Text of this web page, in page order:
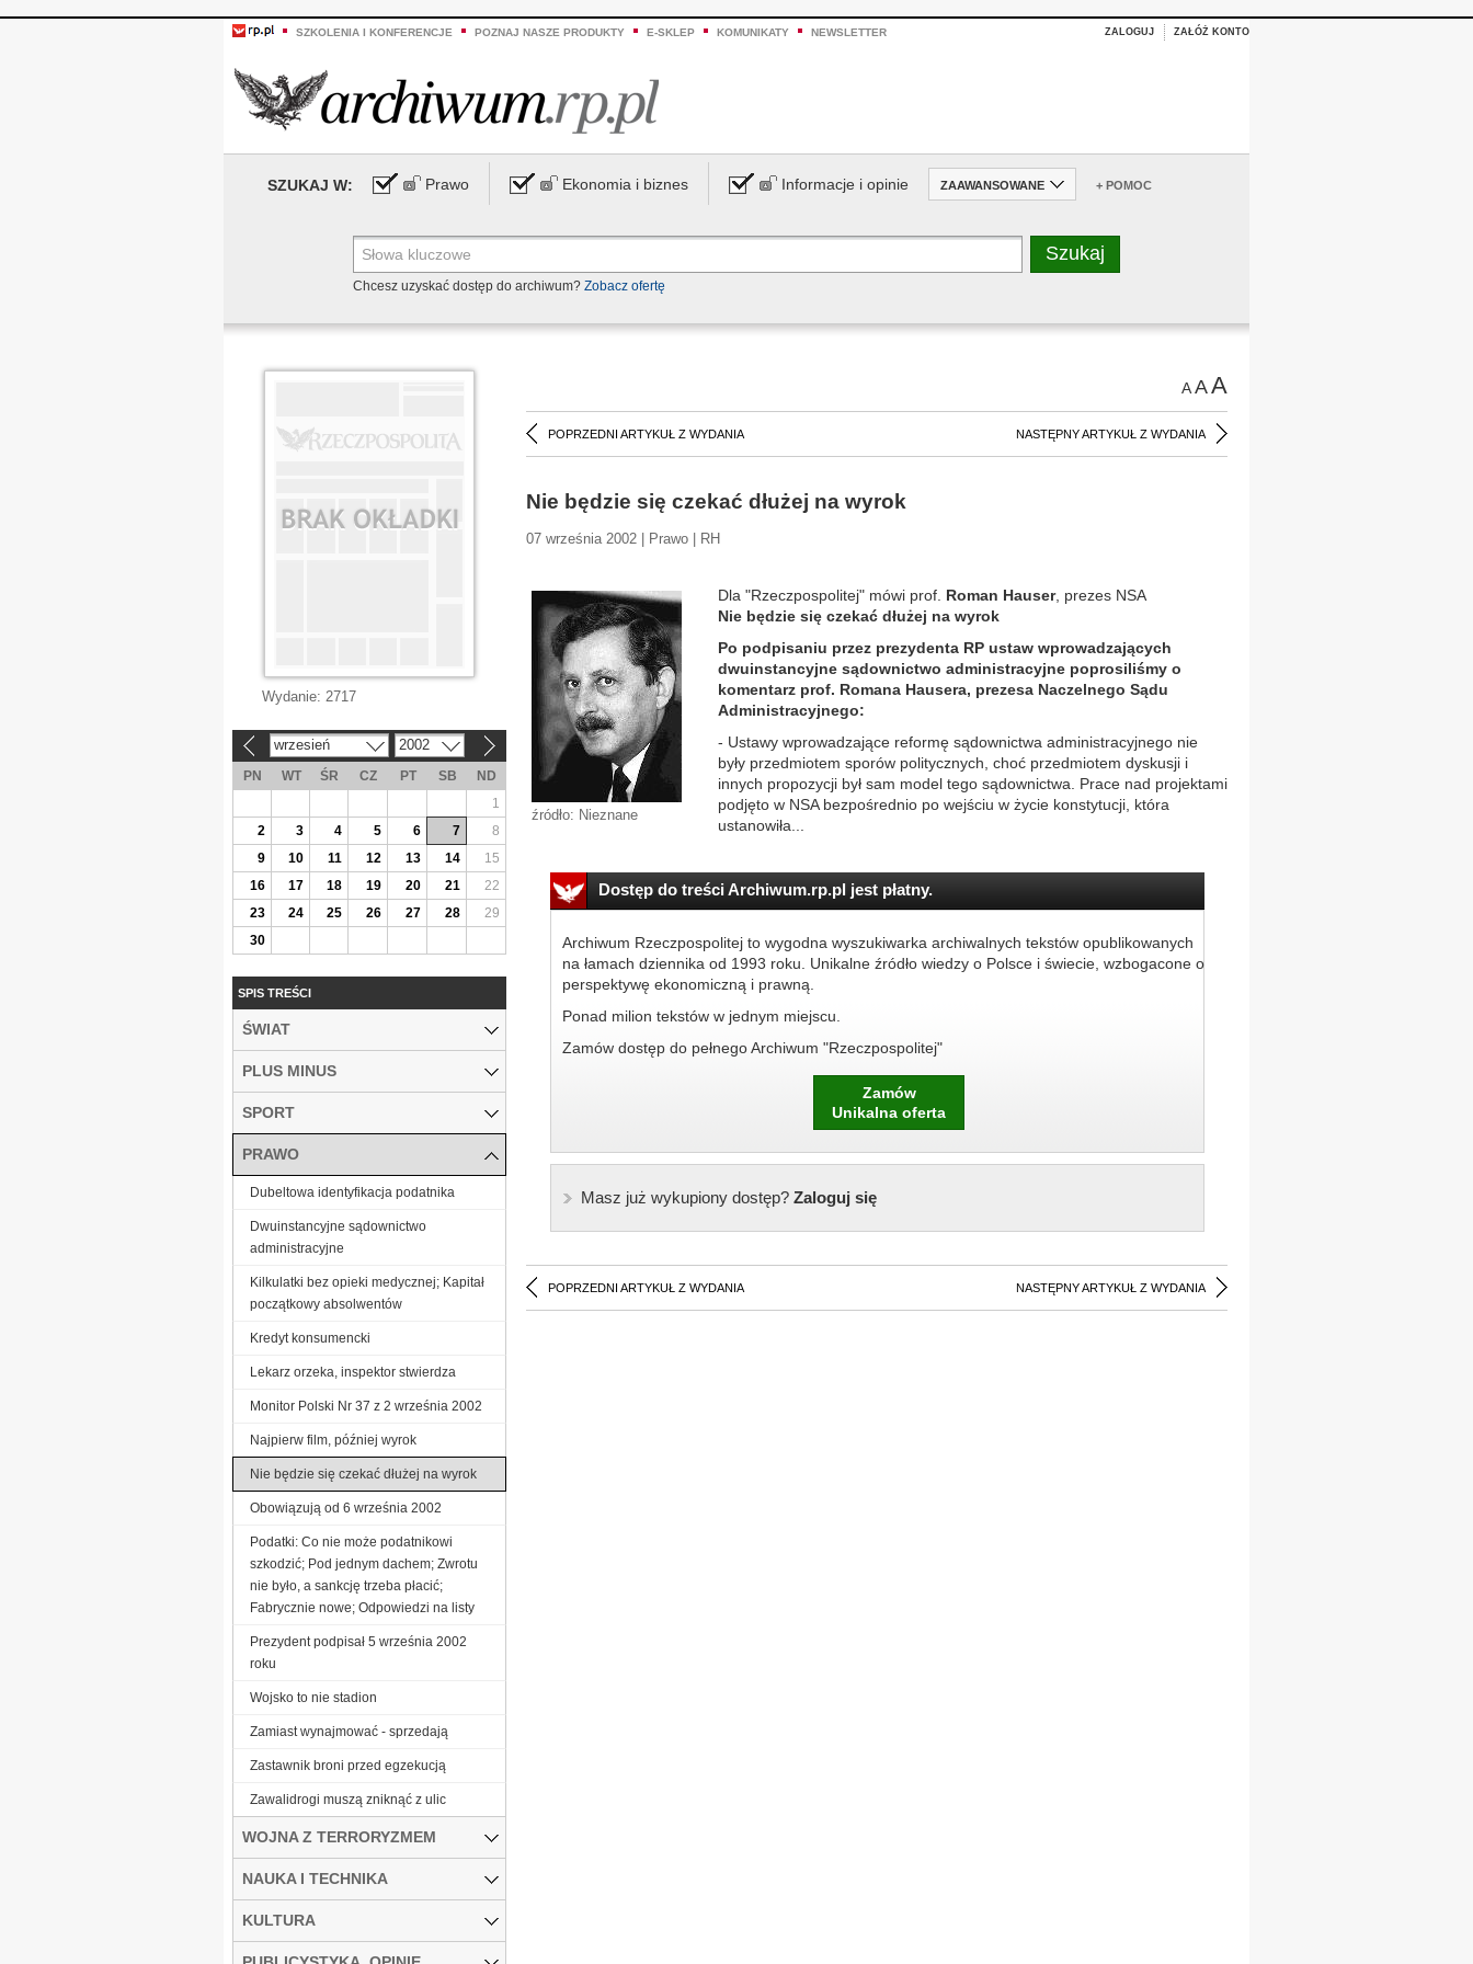
SZKOLENIA I KONFERENCJE POZNAJ NASZE PRODUKTY E-SKLEP KOMUNIKATY NEWSLETTER ZALOGUJ ZAŁÓŻ KONTO
SZUKAJ W: Prawo Ekonomia i biznes Informacje i opinie ZAAWANSOWANE + POMOC
Chcesz uzyskać dostęp do archiwum? Zobacz ofertę
AAA
POPRZEDNI ARTYKUŁ Z WYDANIA NASTĘPNY ARTYKUŁ Z WYDANIA
Nie będzie się czekać dłużej na wyrok
07 września 2002 | Prawo | RH
źródło: Nieznane
Dla "Rzeczpospolitej" mówi prof. Roman Hauser, prezes NSA
Nie będzie się czekać dłużej na wyrok
Po podpisaniu przez prezydenta RP ustaw wprowadzających
dwuinstancyjne sądownictwo administracyjne poprosiliśmy o
komentarz prof. Romana Hausera, prezesa Naczelnego Sądu
Administracyjnego:
- Ustawy wprowadzające reformę sądownictwa administracyjnego nie
były przedmiotem sporów politycznych, choć przedmiotem dyskusji i
innych propozycji był sam model tego sądownictwa. Prace nad projektami
podjęto w NSA bezpośrednio po wejściu w życie konstytucji, która
ustanowiła...
Dostęp do treści Archiwum.rp.pl jest płatny.
Archiwum Rzeczpospolitej to wygodna wyszukiwarka archiwalnych tekstów opublikowanych
na łamach dziennika od 1993 roku. Unikalne źródło wiedzy o Polsce i świecie, wzbogacone o
perspektywę ekonomiczną i prawną.
Ponad milion tekstów w jednym miejscu.
Zamów dostęp do pełnego Archiwum "Rzeczpospolitej"
Zamów
Unikalna oferta
Masz już wykupiony dostęp?Zaloguj się
POPRZEDNI ARTYKUŁ Z WYDANIA NASTĘPNY ARTYKUŁ Z WYDANIA
Wydanie: 2717
wrzesień 2002
PN WT ŚR CZ PT SB
ND
1
2
3 4 5 6 7
8
9
10 11 12 13 14
15
16
17 18 19 20 21
22
23
24 25 26 27 28
29
30
SPIS TREŚCI
ŚWIAT
PLUS MINUS
SPORT
PRAWO
Dubeltowa identyfikacja podatnika
Dwuinstancyjne sądownictwo
administracyjne
Kilkulatki bez opieki medycznej; Kapitał
początkowy absolwentów
Kredyt konsumencki
Lekarz orzeka, inspektor stwierdza
Monitor Polski Nr 37 z 2 września 2002
Najpierw film, później wyrok
Nie będzie się czekać dłużej na wyrok
Obowiązują od 6 września 2002
Podatki: Co nie może podatnikowi
szkodzić; Pod jednym dachem; Zwrotu
nie było, a sankcję trzeba płacić;
Fabrycznie nowe; Odpowiedzi na listy
Prezydent podpisał 5 września 2002
roku
Wojsko to nie stadion
Zamiast wynajmować - sprzedają
Zastawnik broni przed egzekucją
Zawalidrogi muszą zniknąć z ulic
WOJNA Z TERRORYZMEM
NAUKA I TECHNIKA
KULTURA